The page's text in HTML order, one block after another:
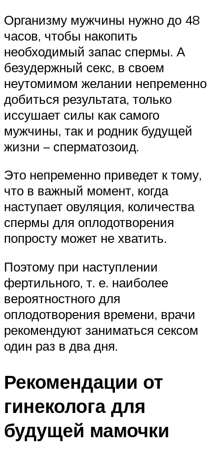
Организму мужчины нужно до 48
часов, чтобы накопить
необходимый запас спермы. А
безудержный секс, в своем
неутомимом желании непременно
добиться результата, только
иссушает силы как самого
мужчины, так и родник будущей
жизни – сперматозоид.
Это непременно приведет к тому,
что в важный момент, когда
наступает овуляция, количества
спермы для оплодотворения
попросту может не хватить.
Поэтому при наступлении
фертильного, т. е. наиболее
вероятностного для
оплодотворения времени, врачи
рекомендуют заниматься сексом
один раз в два дня.
Рекомендации от
гинеколога для
будущей мамочки